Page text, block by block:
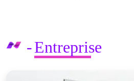
Entreprise